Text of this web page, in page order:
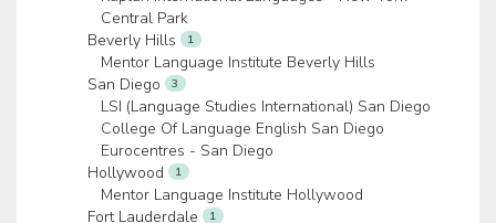
Central Park
Beverly Hills
1
Mentor Language Institute Beverly Hills
San Diego
3
LSI (Language Studies International) San Diego
College Of Language English San Diego
Eurocentres - San Diego
Hollywood
1
Mentor Language Institute Hollywood
Fort Lauderdale
1